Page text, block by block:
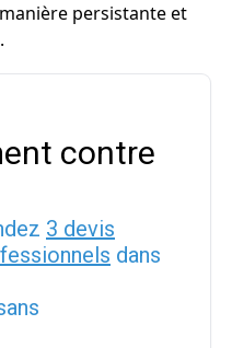
persistante et
contre
3 devis
dans